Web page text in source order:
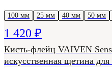
100 мм 25 мм 40 мм 50 мм
1 420 ₽
Кисть-флейц VAIVEN
искусственная щетина